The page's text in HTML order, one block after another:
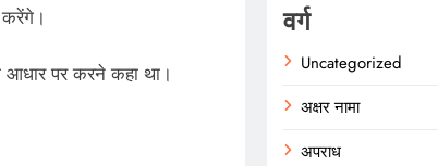
करेंगे।
आधार पर करने कहा था।
वर्ग
Uncategorized
अक्षर नामा
अपराध